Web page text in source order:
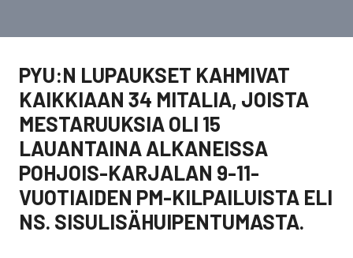
PYU:N LUPAUKSET KAHMIVAT
KAIKKIAAN 34 MITALIA, JOISTA
MESTARUUKSIA OLI 15
LAUANTAINA ALKANEISSA
POHJOIS-KARJALAN 9-11-
VUOTIAIDEN PM-KILPAILUISTA ELI
NS. SISULISÄHUIPENTUMASTA.